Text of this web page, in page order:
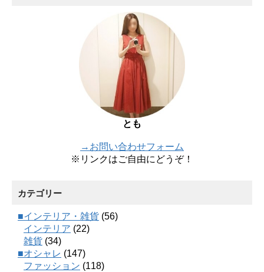
とも
→お問い合わせフォーム
※リンクはご自由にどうぞ！
カテゴリー
■インテリア・雑貨 (56)
インテリア (22)
雑貨 (34)
■オシャレ (147)
ファッション (118)